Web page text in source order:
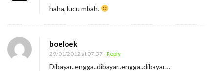
haha, lucu mbah.
boeloek
29/01/2012 at 07:57- Reply
Dibayar..engga..dibayar..engga..dibayar…